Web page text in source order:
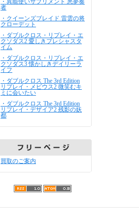
者
・クイーンズブレイド 雷雲の将
クローデット
・ダブルクロス・リプレイ・エ
クソダス2 愛しきプレシャスタ
イム
・ダブルクロス・リプレイ・エ
クソダス3 懐かしきデイリーラ
イフ
・ダブルクロス The 3rd Edition
リプレイ・メビウス2 微笑むキ
ミに会いたい
・ダブルクロス The 3rd Edition
リプレイ・デザイア2 残影の妖
都
買取のご案内